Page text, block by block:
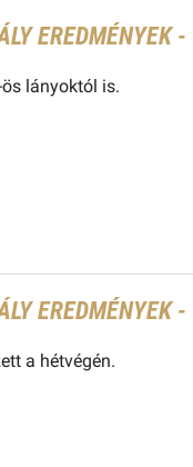
EREDMÉNYEK
ös lányoktól is.
EREDMÉNYEK
a hétvégén.